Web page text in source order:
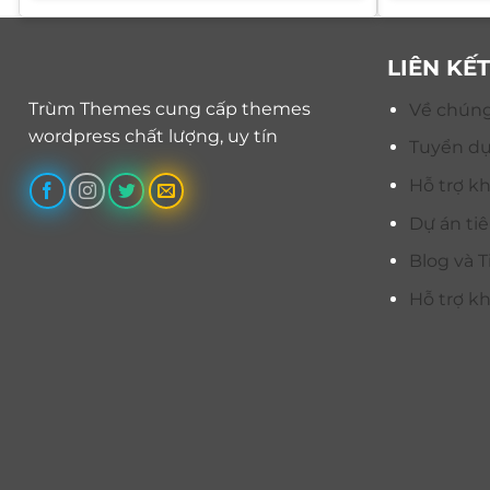
1.100.000 ₫.là:
Trùm Themes cung cấp themes
wordpress chất lượng, uy tín
LIÊN
Về
Tuyển
Hỗ trợ
Dự án
Blog và
Hỗ trợ